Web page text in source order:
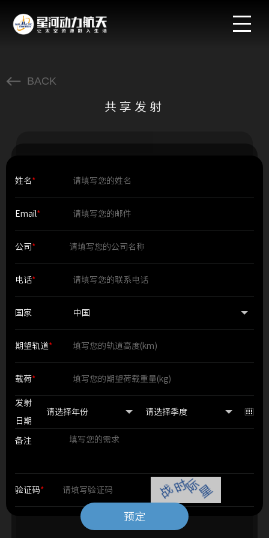
BACK
共享发射
姓名 *
Email *
公司 *
电话*
国家
期望轨道*
载荷*
发射
日期
备注
验证码*
预定